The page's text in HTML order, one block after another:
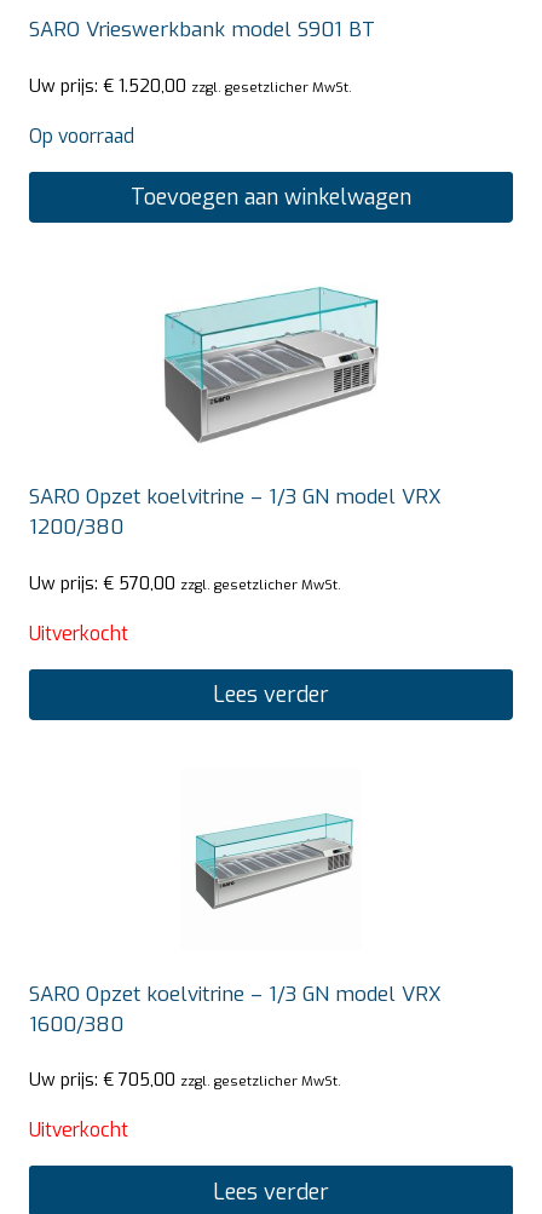
SARO Vrieswerkbank model S901 BT
Uw prijs: € 1.520,00 zzgl. gesetzlicher MwSt.
Op voorraad
Toevoegen aan winkelwagen
SARO Opzet koelvitrine – 1/3 GN model VRX
1200/380
Uw prijs: € 570,00 zzgl. gesetzlicher MwSt.
Uitverkocht
Lees verder
SARO Opzet koelvitrine – 1/3 GN model VRX
1600/380
Uw prijs: € 705,00 zzgl. gesetzlicher MwSt.
Uitverkocht
Lees verder